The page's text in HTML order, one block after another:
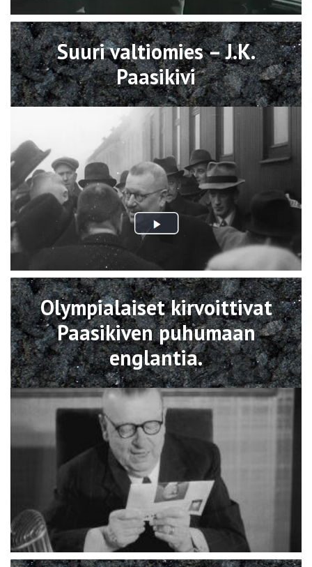
Suuri valtiomies – J.K.
Paasikivi
Avaa
Olympialaiset kirvoittivat
Paasikiven puhumaan
englantia.
Avaa
Avaa